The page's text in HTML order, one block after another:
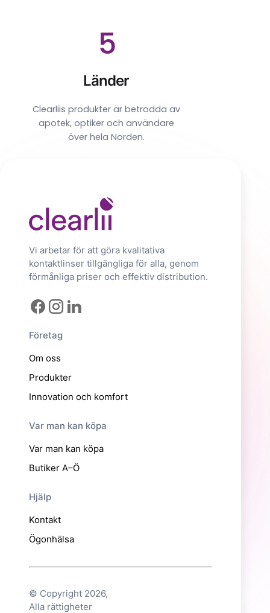
5
Länder
Clearliis produkter är betrodda av
apotek, optiker och användare
över hela Norden.
Vi arbetar för att göra kvalitativa
kontaktlinser tillgängliga för alla, genom
förmånliga priser och effektiv distribution.
Företag
Om oss
Produkter
Innovation och komfort
Var man kan köpa
Var man kan köpa
Butiker A–Ö
Hjälp
Kontakt
Ögonhälsa
© Copyright 2026,
Alla rättigheter